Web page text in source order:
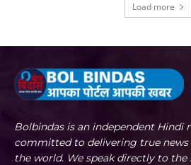
Load more
Bolbindas is an independent Hindi
committed to delivering true
the world. We speak directly to